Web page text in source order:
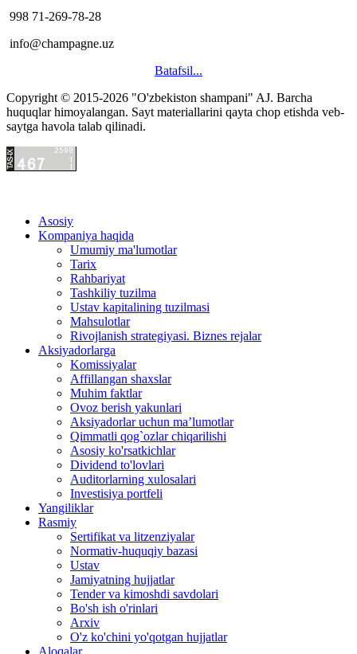
998 71-269-78-28
info@champagne.uz
Batafsil...
hacklink
satış
satın
al
istanbul
arası
Copyright © 2015-2026 "O'zbekiston shampani" AJ. Barcha
huquqlar himoyalangan. Sayt materiallarini qayta chop etishda veb-
saytga havola talab qilinadi.
hacklink
istanbul
istanbul
eşya
Asosiy
Kompaniya haqida
Umumiy ma'lumotlar
Tarix
Rahbariyat
Tashkiliy tuzilma
Ustav kapitalining tuzilmasi
Mahsulotlar
Rivojlanish strategiyasi. Biznes rejalar
Aksiyadorlarga
Komissiyalar
Affillangan shaxslar
Muhim faktlar
Ovoz berish yakunlari
Aksiyadorlar uchun ma’lumotlar
Qimmatli qog`ozlar chiqarilishi
Asosiy ko'rsatkichlar
Dividend to'lovlari
Auditorlarning xulosalari
Investisiya portfeli
Yangiliklar
Rasmiy
Sertifikat va litzenziyalar
Normativ-huquqiy bazasi
Ustav
Jamiyatning hujjatlar
Tender va kimoshdi savdolari
Bo'sh ish o'rinlari
Arxiv
O'z ko'chini yo'qotgan hujjatlar
Aloqalar